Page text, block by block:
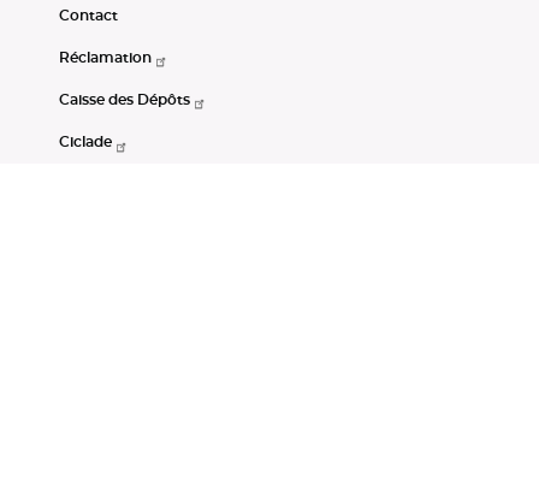
Contact
Réclamation
Caisse des Dépôts
Ciclade